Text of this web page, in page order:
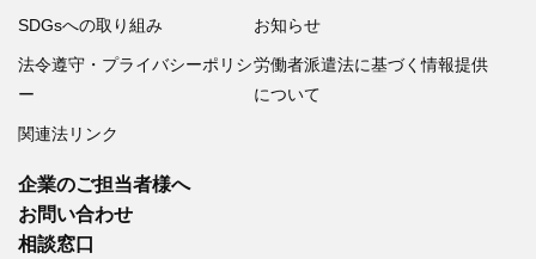
SDGsへの取り組み お知らせ
法令遵守・プライバシーポリシ
ー
労働者派遣法に基づく情報提供
について
関連法リンク
企業のご担当者様へ
お問い合わせ
相談窓口